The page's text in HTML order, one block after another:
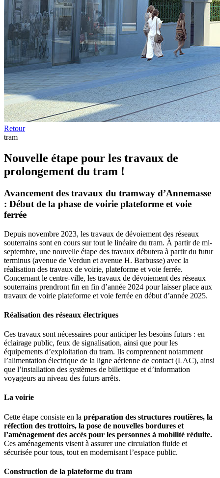
Retour
tram
Nouvelle étape pour les travaux de
prolongement du tram !
Avancement des travaux du tramway d’Annemasse
: Début de la phase de voirie plateforme et voie
ferrée
Depuis novembre 2023, les travaux de dévoiement des réseaux
souterrains sont en cours sur tout le linéaire du tram. À partir de mi-
septembre, une nouvelle étape des travaux débutera à partir du futur
terminus (avenue de Verdun et avenue H. Barbusse) avec la
réalisation des travaux de voirie, plateforme et voie ferrée.
Concernant le centre-ville, les travaux de dévoiement des réseaux
souterrains prendront fin en fin d’année 2024 pour laisser place aux
travaux de voirie plateforme et voie ferrée en début d’année 2025.
Réalisation des réseaux électriques
Ces travaux sont nécessaires pour anticiper les besoins futurs : en
éclairage public, feux de signalisation, ainsi que pour les
équipements d’exploitation du tram. Ils comprennent notamment
l’alimentation électrique de la ligne aérienne de contact (LAC), ainsi
que l’installation des systèmes de billettique et d’information
voyageurs au niveau des futurs arrêts.
La voirie
Cette étape consiste en la préparation des structures routières, la
réfection des trottoirs, la pose de nouvelles bordures et
l’aménagement des accès pour les personnes à mobilité réduite.
Ces aménagements visent à assurer une circulation fluide et
sécurisée pour tous, tout en modernisant l’espace public.
Construction de la plateforme du tram